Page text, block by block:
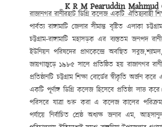
K R M Pearuddin
রাজানগর রানীরহাট ডিগ্রি কলেজ একটি ঐতিহ্যবাহী
পার্বত্য রাঙ্গামাটি জেলার সীমান্ত বৃষ্টিত এলাকা
চট্টগ্রাম-রাঙ্গামাটি মহাসড়ক এর ব্যস্ততম জনপদ
ইউনিয়ন পরিষদের প্রাণকেন্দ্রে অবস্থিত
জায়গাজুড়ে ১৯৮৫ সালে প্রতিষ্ঠিত হয় রাজানগর
প্রতিষ্ঠানটি চট্টগ্রাম শিক্ষা বোর্ডের স্বীকৃতি অর্জন
একটি পূর্ণাঙ্গ ডিগ্রি কলেজ হিসেবে প্রতিষ্ঠা লাভ
পরিসরে যাত্রা শুরু করা এ কলেজ কালের
পর্যায়ে নির্বাচিত শ্রেষ্ঠ অধ্যক্ষ জনাব এম,